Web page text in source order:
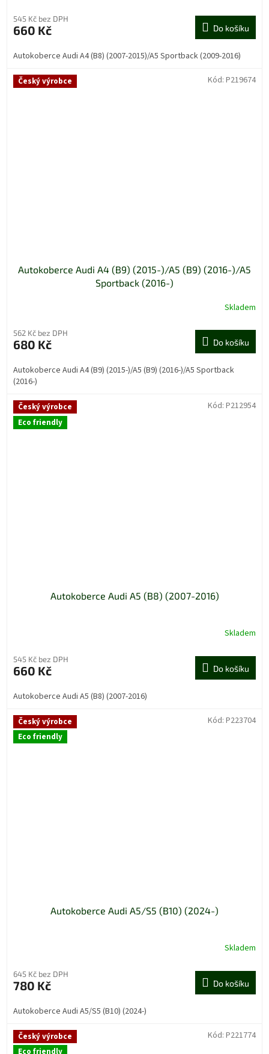
545 Kč bez DPH
660 Kč Do košíku
Autokoberce Audi A4 (B8) (2007-2015)/A5 Sportback (2009-2016)
Český výrobce
Autokoberce Audi A4 (B9) (2015-)/A5 (B9) (2016-)/A5
Sportback (2016-)
Skladem
562 Kč bez DPH
680 Kč Do košíku
Autokoberce Audi A4 (B9) (2015-)/A5 (B9) (2016-)/A5 Sportback
(2016-)
Kód: P219674
Český výrobce
Eco friendly
Autokoberce Audi A5 (B8) (2007-2016)
Skladem
545 Kč bez DPH
660 Kč Do košíku
Autokoberce Audi A5 (B8) (2007-2016)
Kód: P212954
Český výrobce
Eco friendly
Autokoberce Audi A5/S5 (B10) (2024-)
Skladem
645 Kč bez DPH
780 Kč Do košíku
Autokoberce Audi A5/S5 (B10) (2024-)
Kód: P223704
Český výrobce
Eco friendly
Kód: P221774